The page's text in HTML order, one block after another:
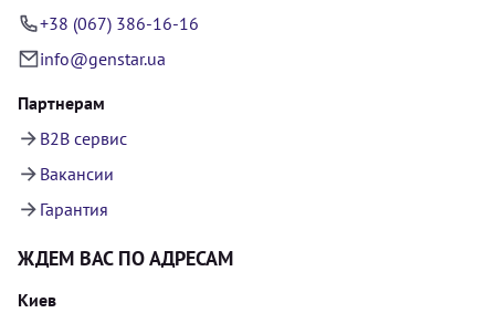
+38 (067) 386-16-16
info@genstar.ua
Партнерам
B2B сервис
Вакансии
Гарантия
ЖДЕМ ВАС ПО АДРЕСАМ
Киев